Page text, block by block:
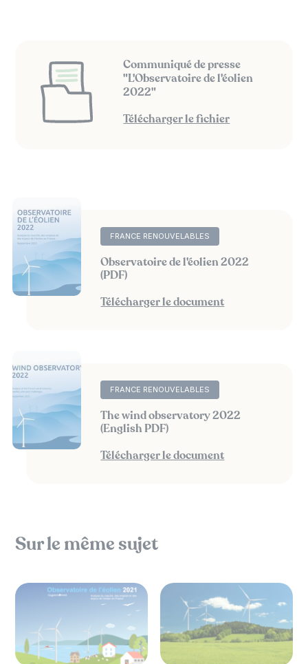
Communiqué de presse
"L'Observatoire de l'éolien
2022"
Télécharger le fichier
FRANCE RENOUVELABLES
Observatoire de l'éolien 2022
(PDF)
Télécharger le document
FRANCE RENOUVELABLES
The wind observatory 2022
(English PDF)
Télécharger le document
Sur le même sujet